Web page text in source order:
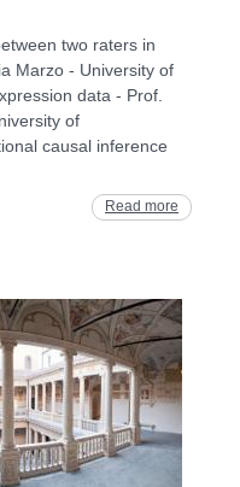
two raters in
Marzo - University of
data - Prof.
of
causal inference
Read more